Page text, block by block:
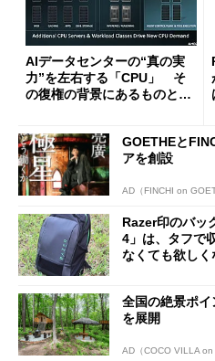
AIデータセンターの“真の実
力”を左右する「CPU」 そ
の復権の背景にあるものと
GOETHEと
アを創設
AD（FINCHI on
Razer印のバ
4」は、タフで
なくても欲しく
全国の絶景ポ
を展開
AD（COCO VILLA on